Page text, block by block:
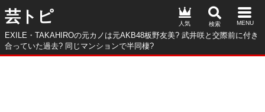
芸トピ
EXILE・TAKAHIROの元カノは元AKB48板野友美? 武井咲と交際前に付き
合っていた過去? 同じマンションで半同棲?
人気